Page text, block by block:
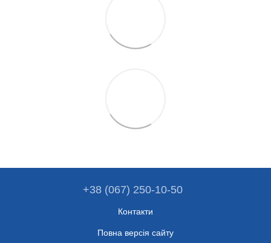
+38 (067) 250-10-50
Контакти
Повна версія сайту